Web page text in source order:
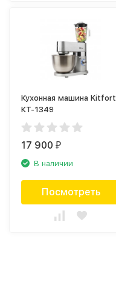
Кухонная машина Kitfort
КТ-1349
17 900₽
В наличии
Посмотреть